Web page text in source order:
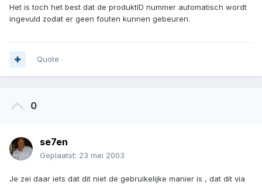
Het is toch het best dat de produktID nummer automatisch wordt
ingevuld zodat er geen fouten kunnen gebeuren.
Quote
0
se7en
Geplaatst: 23 mei 2003
Je zei daar iets dat dit niet de gebruikelijke manier is , dat dit via